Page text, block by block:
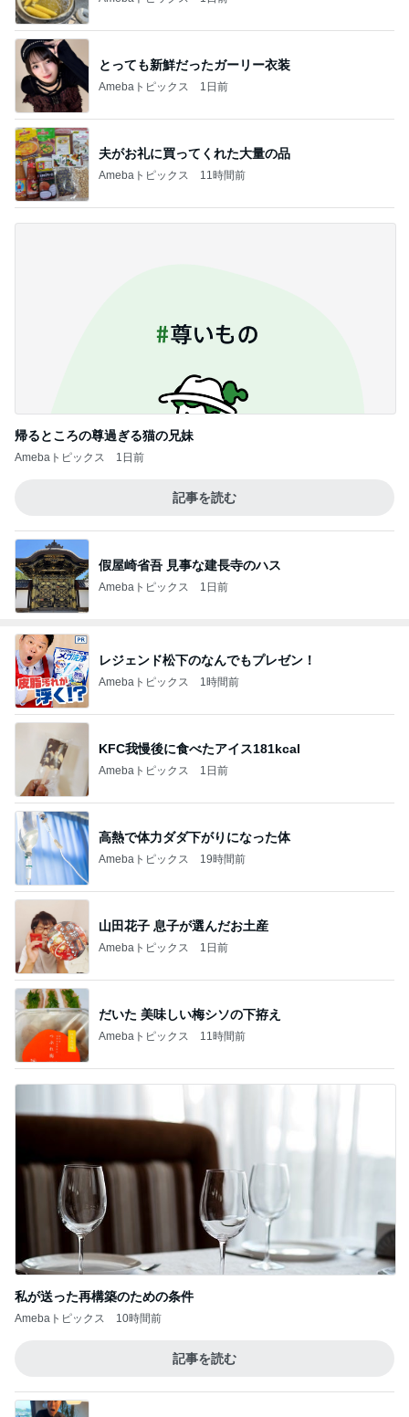
とっても新鮮だったガーリー衣装
Amebaトピックス 1日前
夫がお礼に買ってくれた大量の品
Amebaトピックス 11時間前
帰るところの尊過ぎる猫の兄妹
Amebaトピックス 1日前
記事を読む
假屋崎省吾 見事な建長寺のハス
Amebaトピックス 1日前
レジェンド松下のなんでもプレゼン！
Amebaトピックス 1時間前
KFC我慢後に食べたアイス181kcal
Amebaトピックス 1日前
高熱で体力ダダ下がりになった体
Amebaトピックス 19時間前
山田花子 息子が選んだお土産
Amebaトピックス 1日前
だいた 美味しい梅シソの下拵え
Amebaトピックス 11時間前
私が送った再構築のための条件
Amebaトピックス 10時間前
記事を読む